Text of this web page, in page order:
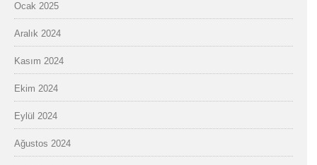
Ocak 2025
Aralık 2024
Kasım 2024
Ekim 2024
Eylül 2024
Ağustos 2024